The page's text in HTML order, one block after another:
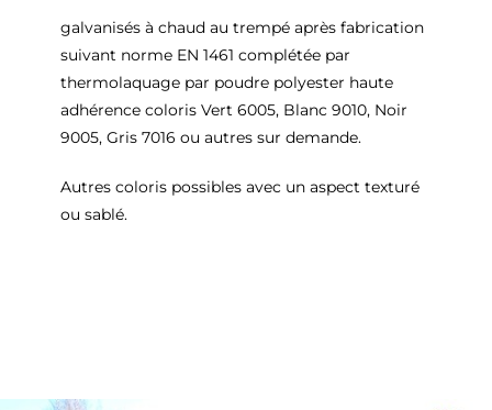
galvanisés à chaud au trempé après fabrication
suivant norme EN 1461 complétée par
thermolaquage par poudre polyester haute
adhérence coloris Vert 6005, Blanc 9010, Noir
9005, Gris 7016 ou autres sur demande.
Autres coloris possibles avec un aspect texturé
ou sablé.